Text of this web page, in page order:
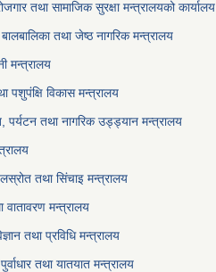
तथा सामाजिक सुरक्षा मन्त्रालयको कार्यालय
बालबालिका तथा जेष्ठ नागरिक मन्त्रालय
मन्त्रालय
पशुपंक्षि विकास मन्त्रालय
पर्यटन तथा नागरिक उड्ड्यान मन्त्रालय
तथा सिंचाइ मन्‍त्रालय
वातावरण मन्त्रालय
तथा प्रविधि मन्त्रालय
तथा यातयात मन्त्रालय